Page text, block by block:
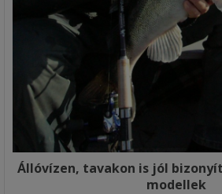
Állóvízen, tavakon is jól
modellek